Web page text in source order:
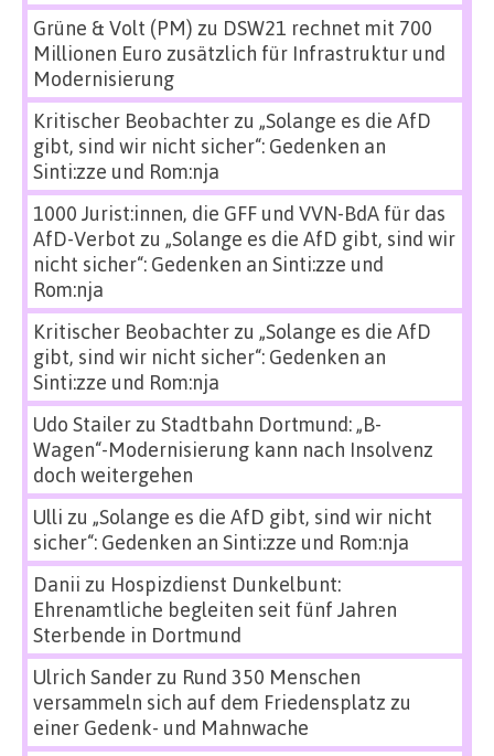
Grüne & Volt (PM) zu DSW21 rechnet mit 700
Millionen Euro zusätzlich für Infrastruktur und
Modernisierung
Kritischer Beobachterzu „Solange es die AfD
gibt, sind wir nicht sicher“: Gedenken an
Sinti:zze und Rom:nja
1000 Jurist:innen, die GFF und VVN-BdA für das
AfD-Verbot zu „Solange es die AfD gibt, sind wir
nicht sicher“: Gedenken an Sinti:zze und
Rom:nja
Kritischer Beobachterzu „Solange es die AfD
gibt, sind wir nicht sicher“: Gedenken an
Sinti:zze und Rom:nja
Udo Stailerzu Stadtbahn Dortmund: „B-
Wagen“-Modernisierung kann nach Insolvenz
doch weitergehen
Ulli zu „Solange es die AfD gibt, sind wir nicht
sicher“: Gedenken an Sinti:zze und Rom:nja
Danii zu Hospizdienst Dunkelbunt:
Ehrenamtliche begleiten seit fünf Jahren
Sterbende in Dortmund
Ulrich Sanderzu Rund 350 Menschen
versammeln sich auf dem Friedensplatz zu
einer Gedenk- und Mahnwache